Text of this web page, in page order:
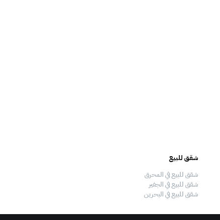
شقق للبيع
شقق للبيع في المحرق
شقق للبيع في الجفير
شقق للبيع في البحرين